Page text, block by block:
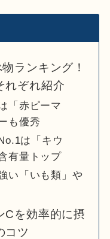
ランキング！
れぞれ紹介
「赤ピーマ
も優秀
は「キウ
有量トップ
い「いも類」や
Cを効率的に摂
コツ